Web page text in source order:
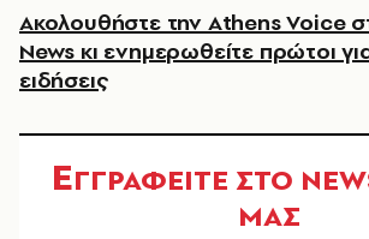
Ακολουθήστε την Athens Voice
News κι ενημερωθείτε πρώτοι
ειδήσεις
ΕΓΓΡΑΦΕΙΤΕ ΣΤΟ
ΜΑΣ